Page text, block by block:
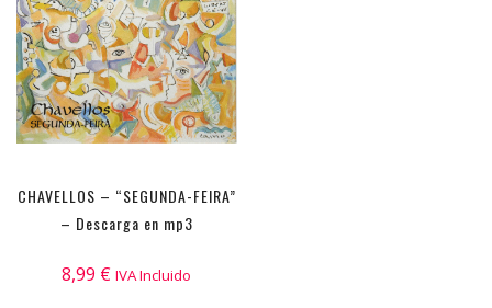
CHAVELLOS – “SEGUNDA-FEIRA”
– Descarga en mp3
8,99 € IVA Incluido